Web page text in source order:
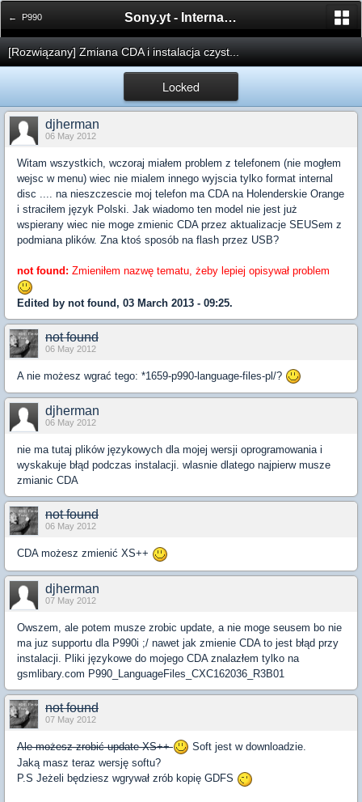
← P990 Sony.yt - International Sony Forum
[Rozwiązany] Zmiana CDA i instalacja czyst...
Locked
djherman
06 May 2012
Witam wszystkich, wczoraj miałem problem z telefonem (nie mogłem
wejsc w menu) wiec nie mialem innego wyjscia tylko format internal
disc .... na nieszczescie moj telefon ma CDA na Holenderskie Orange
i straciłem język Polski. Jak wiadomo ten model nie jest już
wspierany wiec nie moge zmienic CDA przez aktualizacje SEUSem z
podmiana plików. Zna ktoś sposób na flash przez USB?
not found: Zmieniłem nazwę tematu, żeby lepiej opisywał problem
Edited by not found, 03 March 2013 - 09:25.
not found
06 May 2012
A nie możesz wgrać tego: *1659-p990-language-files-pl/?
djherman
06 May 2012
nie ma tutaj plików językowych dla mojej wersji oprogramowania i
wyskakuje błąd podczas instalacji. wlasnie dlatego najpierw musze
zmianic CDA
not found
06 May 2012
CDA możesz zmienić XS++
djherman
07 May 2012
Owszem, ale potem musze zrobic update, a nie moge seusem bo nie
ma juz supportu dla P990i ;/ nawet jak zmienie CDA to jest błąd przy
instalacji. Pliki językowe do mojego CDA znalazłem tylko na
gsmlibary.com P990_LanguageFiles_CXC162036_R3B01
not found
07 May 2012
Ale możesz zrobić update XS++
Soft jest w downloadzie.
Jaką masz teraz wersję softu?
P.S Jeżeli będziesz wgrywał zrób kopię GDFS